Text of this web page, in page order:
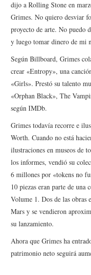
dijo a Rolling Stone en
Grimes. No quiero desviar
proyecto de arte. No puedo
y luego tomar dinero de mi
Según Billboard, Grimes
crear «Entropy», una
«Girls». Prestó su talento
«Orphan Black», The
según IMDb.
Grimes todavía recorre e
Worth. Cuando no está
ilustraciones en museos de
los informes, vendió su
6 millones por «tokens no
10 piezas eran parte de
Volume 1. Dos de las obras
Mars y se vendieron
su lanzamiento.
Ahora que Grimes ha
patrimonio neto seguirá